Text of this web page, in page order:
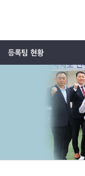
등록팀 현황